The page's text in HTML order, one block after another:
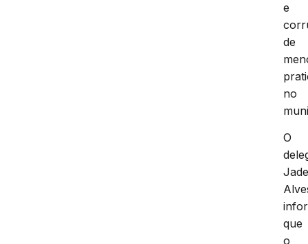
e
de
no
O
que
o